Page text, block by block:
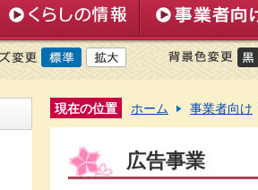
現在の位置 ホーム 事業者向け
広告事業